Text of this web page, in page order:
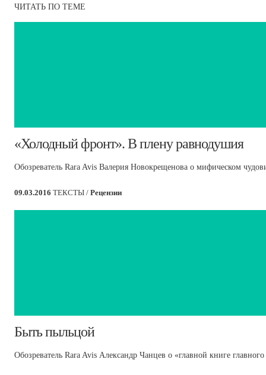
ЧИТАТЬ ПО ТЕМЕ
​«Холодный фронт». В плену равнодушия
Обозреватель Rara Avis Валерия Новокрещенова о мифическом
09.03.2016 ТЕКСТЫ / Рецензии
​Быть пыльцой
Обозреватель Rara Avis Александр Чанцев о «главной книге